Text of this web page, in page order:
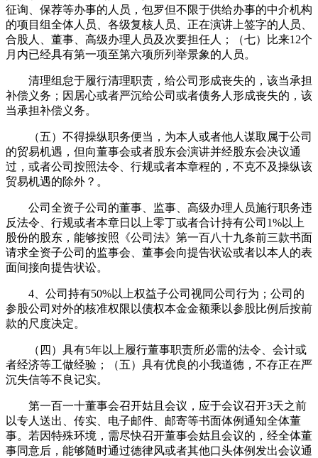
征询、保荐等办事的人员，包罗但不限于供给办事的中介机构
的项目组全体人员、各级复核人员、正在演讲上签字的人员、
合股人、董事、高级办理人员及次要担任人；（七）比来12个
月内已经具有第一项至第六项所列举景象的人员。
清理组怠于履行清理职责，给公司形成丧失的，该当承担
补偿义务；因居心或者严沉给公司或者债务人形成丧失的，该
当承担补偿义务。
（五）不得操纵职务便当，为本人或者他人谋取属于公司
的贸易机遇，但向董事会或者股东会演讲并经股东会决议通
过，或者公司按照法令、行规或者本章程的，不克不及操纵该
贸易机遇的除外？。
公司全资子公司的董事、监事、高级办理人员施行职务违
反法令、行规或者本章日以上零丁或者合计持有公司1%以上
股份的股东，能够按照《公司法》第一百八十九条前三款书面
请求全资子公司的监事会、董事会向提告状讼或者以本人的表
面间接向提告状讼。
4、公司持有50%以上权益子公司视同公司行为；公司的
参股公司对外的核准权限以债权本金金额乘以参股比例后按前
款的尺度决定。
（四）具有5年以上履行董事职责所必需的法令、会计或
者经济等工做经验；（五）具有优良的小我道德，不存正在严
沉失信等不良记实。
第一百一十董事会召开姑且会议，应于会议召开3天之前
以专人送出、传实、电子邮件、邮寄等书面体例通知全体董
事。若因特殊环境，需尽快召开董事会姑且会议的，经全体董
事同意后，能够随时通过德律风或者其他口头体例发出会议通